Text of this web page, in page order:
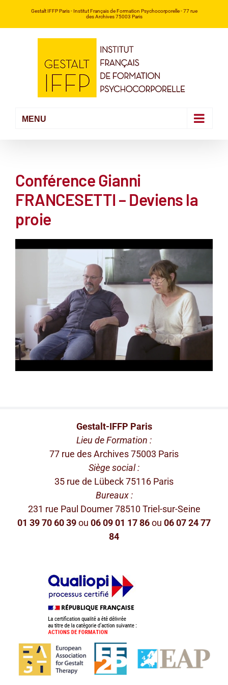
Gestalt IFFP Paris- Institut Français de Formation Psychocorporelle -77 rue
des Archives 75003 Paris
Conférence Gianni
FRANCESETTI – Deviens la
proie
Gestalt-IFFP Paris
Lieu de Formation :
77 rue des Archives 75003 Paris
Siège social :
35 rue de Lübeck 75116 Paris
Bureaux :
231 rue Paul Doumer 78510 Triel-sur-Seine
01 39 70 60 39ou 06 09 01 17 86ou 06 07 24 77
84